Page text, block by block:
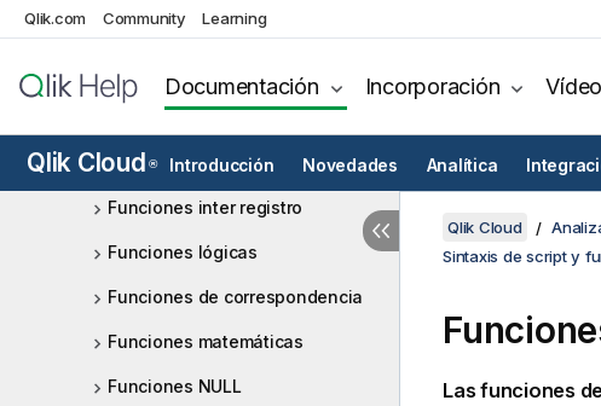
Qlik.com Community Learning
Documentación Incorporación
Qlik Cloud ® Introducción Novedades Analítica
Funciones de formato
Funciones numéricas generales
Funciones de interpretación
Funciones inter registro
Funciones lógicas
Funciones de correspondencia
Funciones matemáticas
Funciones NULL
Qlik Cloud
Sintaxis de script y
Las funciones